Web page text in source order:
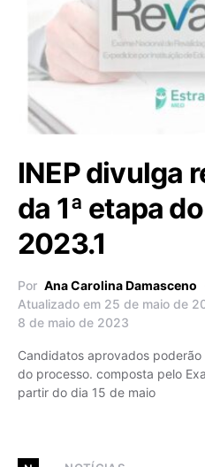
INEP divulga
da 1ª etapa
2023.1
Por Ana Carolina Damasceno
Atualizado em 25 de maio de
8 de maio de 2023
Candidatos aprovados
do processo. composta pelo
partir do dia 15 de maio